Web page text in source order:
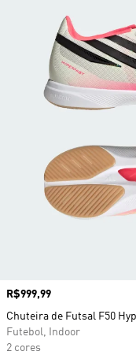
Preço
R$999,99
Chuteira de Futsal F50
Futebol, Indoor
2 cores